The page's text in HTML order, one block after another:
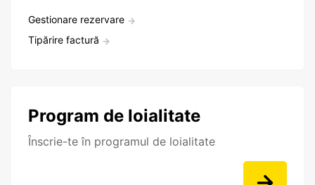
Gestionare rezervare
Tipărire factură
Program de loialitate
Înscrie-te în programul de loialitate